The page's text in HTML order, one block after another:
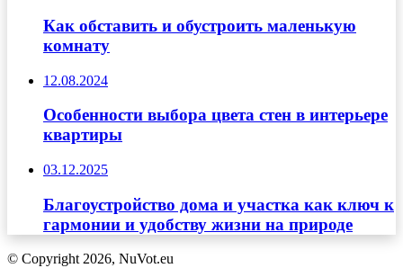
Как обставить и обустроить маленькую
комнату
12.08.2024
Особенности выбора цвета стен в интерьере
квартиры
03.12.2025
Благоустройство дома и участка как ключ к
гармонии и удобству жизни на природе
© Copyright 2026, NuVot.eu